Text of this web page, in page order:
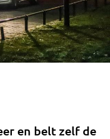
en belt zelf de